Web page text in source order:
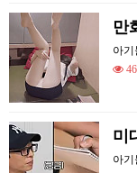
만
아기
미
아기